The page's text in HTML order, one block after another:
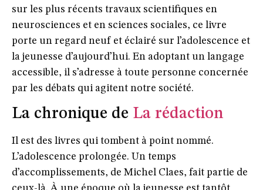
sur les plus récents travaux scientifiques en
neurosciences et en sciences sociales, ce livre
porte un regard neuf et éclairé sur l’adolescence et
la jeunesse d’aujourd’hui. En adoptant un langage
accessible, il s’adresse à toute personne concernée
par les débats qui agitent notre société.
La chronique de La rédaction
Il est des livres qui tombent à point nommé.
L’adolescence prolongée. Un temps
d’accomplissements, de Michel Claes, fait partie de